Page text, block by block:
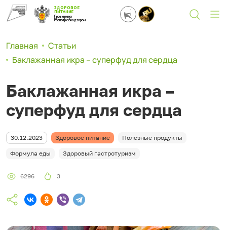
ЗДОРОВОЕ
ПИТАНИЕ
Проверено
Роспотребнадзором
Главная
Статьи
Баклажанная икра – суперфуд для сердца
Баклажанная икра –
суперфуд для сердца
30.12.2023 Здоровое питание Полезные продукты
Формула еды Здоровый гастротуризм
6296 3